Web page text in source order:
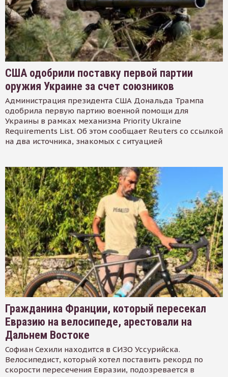
США одобрили поставку первой партии
оружия Украине за счет союзников
Администрация президента США Дональда Трампа
одобрила первую партию военной помощи для
Украины в рамках механизма Priority Ukraine
Requirements List. Об этом сообщает Reuters со ссылкой
на два источника, знакомых с ситуацией
Гражданина Франции, который пересекал
Евразию на велосипеде, арестовали на
Дальнем Востоке
Софиан Сехили находится в СИЗО Уссурийска.
Велосипедист, который хотел поставить рекорд по
скорости пересечения Евразии, подозревается в